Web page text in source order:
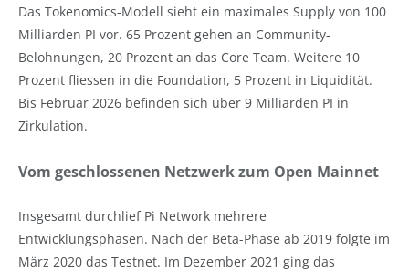
Das Tokenomics-Modell sieht ein maximales Supply von 100
Milliarden PI vor. 65 Prozent gehen an Community-
Belohnungen, 20 Prozent an das Core Team. Weitere 10
Prozent fliessen in die Foundation, 5 Prozent in Liquidität.
Bis Februar 2026 befinden sich über 9 Milliarden PI in
Zirkulation.
Vom geschlossenen Netzwerk zum Open Mainnet
Insgesamt durchlief Pi Network mehrere
Entwicklungsphasen. Nach der Beta-Phase ab 2019 folgte im
März 2020 das Testnet. Im Dezember 2021 ging das